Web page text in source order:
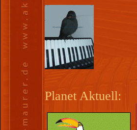
Planet Aktuell: